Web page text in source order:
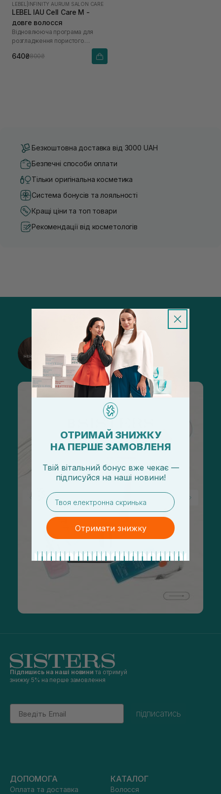
LEBEL INFINITY AURUM SALON CARE
LEBEL IAU Cell Care M -
довге волосся
Відновлююча програма для
розгладження пористого
волосся «Щастя для волосся»
640₴800₴
Безкоштовна доставка від 3000 UAH
Безпечні способи оплати
Тільки оригінальна косметика
Система бонусів та лояльності
Кращі ціни та топ товари
Рекомендації від косметологів
@sisters_stelmakh в Instagram
Підписатися
Підпишись на наші новини та отримуй
знижку 5% на перше замовлення
Email
підписатись
ДОПОМОГА
Оплата та доставка
КАТАЛОГ
Волосся
ОТРИМАЙ ЗНИЖКУ
НА ПЕРШЕ ЗАМОВЛЕНЯ
Твій вітальний бонус вже чекає —
підписуйся на наші новини!
email
Отримати знижку